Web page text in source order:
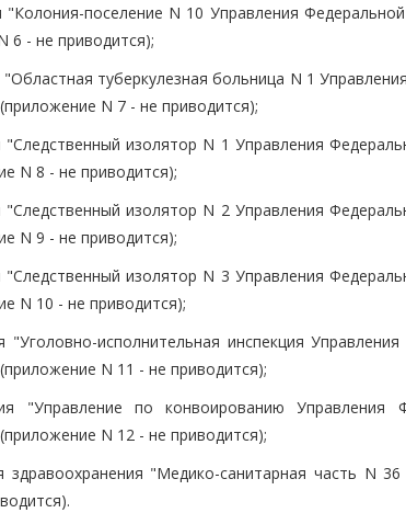
поселение N 10 Управления
6 - не приводится);
туберкулезная больница N 1
N 7 - не приводится);
изолятор N 1 Управления
N 8 - не приводится);
изолятор N 2 Управления
N 9 - не приводится);
изолятор N 3 Управления
N 10 - не приводится);
"Уголовно-исполнительная инспекция
N 11 - не приводится);
"Управление по конвоированию Управления
N 12 - не приводится);
здравоохранения "Медико-санитарная часть N